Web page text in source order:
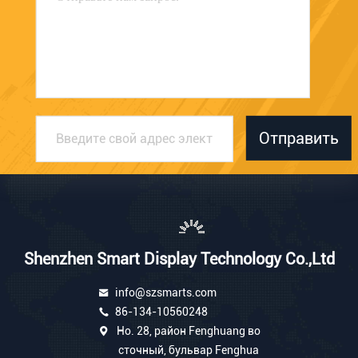
Отправить
Shenzhen Smart Display Technology Co.,Ltd
info@szsmarts.com
86-134-10560248
Но. 28, район Fenghuang во
сточный, бульвар Fenghua